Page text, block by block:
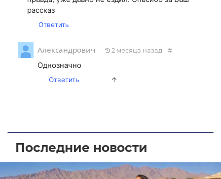
рассказ
Ответить
Александрович 2 месяца назад #
Однозначно
Ответить ↑
Последние новости